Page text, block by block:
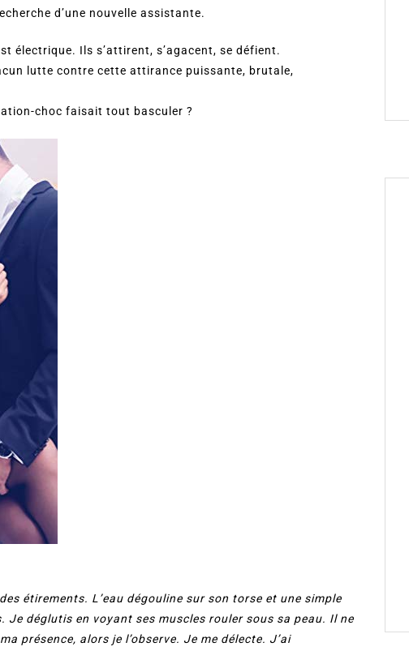
d’une nouvelle assistante.
électrique. Ils s’attirent, s’agacent, se défient.
lutte contre cette attirance puissante, brutale,
choc faisait tout basculer ?
étirements. L’eau dégouline sur son torse et une simple
Je déglutis en voyant ses muscles rouler sous sa peau. Il ne
présence, alors je l’observe. Je me délecte. J’ai